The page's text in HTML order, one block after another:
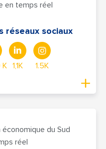
en temps réel
réseaux sociaux
K 1,1K 1.5K
économique du Sud
réel